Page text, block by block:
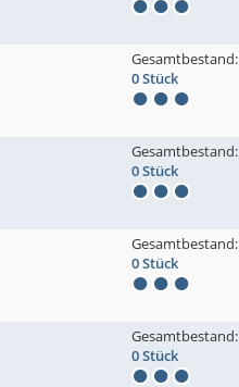
Gesamtbestand:
0 Stück
Gesamtbestand:
0 Stück
Gesamtbestand:
0 Stück
Gesamtbestand:
0 Stück